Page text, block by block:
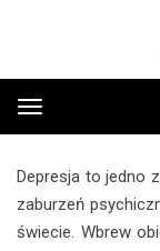
Przełącz
menu
DEPRESJA –
Depresja to jedno
zaburzeń
świecie. Wbrew